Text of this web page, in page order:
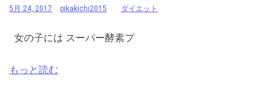
5月 24, 2017 pikakichi2015 ダイエット
女の子には スーパー酵素プ
もっと読む